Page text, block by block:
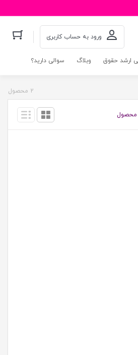
ورود به حساب کاربری
ارشد حقوق وبلاگ سوالی دارید؟
2 محصول
محصول